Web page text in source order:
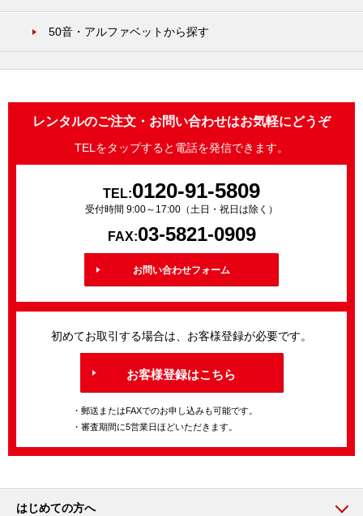
50音・アルファベットから探す
レンタルのご注文・お問い合わせはお気軽にどうぞ
TELをタップすると電話を発信できます。
TEL:0120-91-5809
受付時間 9:00～17:00（土日・祝日は除く）
FAX:03-5821-0909
お問い合わせフォーム
初めてお取引する場合は、お客様登録が必要です。
お客様登録はこちら
・郵送またはFAXでのお申し込みも可能です。
・審査期間に5営業日ほどいただきます。
はじめての方へ